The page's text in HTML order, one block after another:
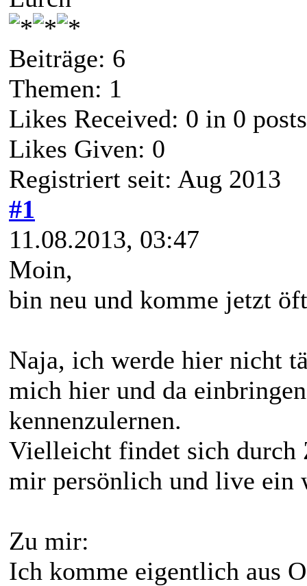
Beiträge: 6
Themen: 1
Likes Received: 0 in 0 posts
Likes Given: 0
Registriert seit: Aug 2013
#1
11.08.2013, 03:47
Moin,
bin neu und komme jetzt
Naja, ich werde hier nicht
mich hier und da
kennenzulernen.
Vielleicht findet sich durch
mir persönlich und live ein
Zu mir:
Ich komme eigentlich aus